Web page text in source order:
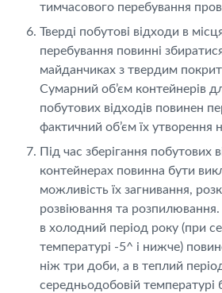
тимчасового перебування
Тверді побутові відходи в
перебування повинні
майданчиках з твердим
Сумарний об’єм контейнерів
побутових відходів повинен
фактичний об’єм їх утворення
Під час зберігання побутових
контейнерах повинна бути
можливість їх загнивання,
розвіювання та розпилювання.
в холодний період року (при
температурі -5^ і нижче)
ніж три доби, а в теплий
середньодобовій температурі